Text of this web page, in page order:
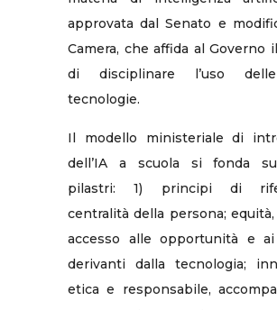
approvata dal Senato e
Camera, che affida al Governo
di disciplinare l’uso
tecnologie.
Il modello ministeriale di
dell’IA a scuola si fonda
pilastri: 1) principi di
centralità della persona;
accesso alle opportunità e
derivanti dalla tecnologia;
etica e responsabile,